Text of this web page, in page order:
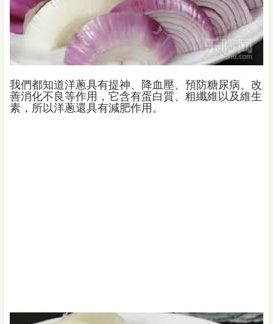
我們都知道洋蔥具有提神、降血壓、預防糖尿病、改
善消化不良等作用，它含有蛋白質、粗纖維以及維生
素，所以洋蔥還具有減肥作用。